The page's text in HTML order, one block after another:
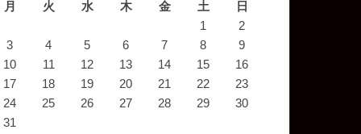
月 火 水 木 金 土
日
1
2
3
4 5 6 7 8
9
10
11 12 13 14 15
16
17
18 19 20 21 22
23
24
25 26 27 28 29
30
31